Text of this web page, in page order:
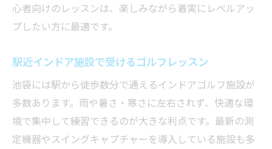
心者向けのレッスンは、楽しみながら着実にレベルアッ
プしたい方に最適です。
駅近インドア施設で受けるゴルフレッスン
池袋には駅から徒歩数分で通えるインドアゴルフ施設が
多数あります。雨や暑さ・寒さに左右されず、快適な環
境で集中して練習できるのが大きな利点です。最新の測
定機器やスイングキャプチャーを導入している施設も多